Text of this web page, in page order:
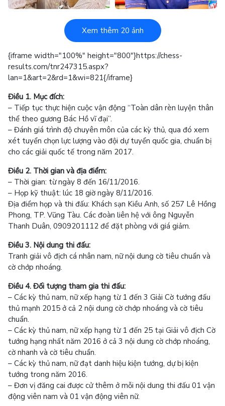
Xem thêm 20 ảnh
{iframe width="100%" height="800"}https://chess-
results.com/tnr247315.aspx?
lan=1&art=2&rd=1&wi=821{/iframe}
Điều 1. Mục đích:
– Tiếp tục thực hiện cuộc vận động “Toàn dân rèn luyện thân
thể theo gương Bác Hồ vĩ đại”.
– Đánh giá trình độ chuyên môn của các kỳ thủ, qua đó xem
xét tuyển chọn lực lượng vào đội dự tuyển quốc gia, chuẩn bị
cho các giải quốc tế trong năm 2017.
Điều 2. Thời gian và địa điểm:
– Thời gian: từ ngày 8 đến 16/11/2016.
– Họp kỹ thuật: lúc 18 giờ ngày 8/11/2016.
Địa điểm họp và thi đấu: Khách sạn Kiều Anh, số 257 Lê Hồng
Phong, TP. Vũng Tàu. Các đoàn liên hệ với ông Nguyễn
Thanh Duân, 0909201112 để đặt phòng với giá giảm.
Điều 3. Nội dung thi đấu:
Tranh giải vô địch cá nhân nam, nữ nội dung cờ tiêu chuẩn và
cờ chớp nhoáng.
Điều 4. Đối tượng tham gia thi đấu:
– Các kỳ thủ nam, nữ xếp hạng từ 1 đến 3 Giải Cờ tướng đấu
thủ mạnh 2015 ở cả 2 nội dung cờ chớp nhoáng và cờ tiêu
chuẩn.
– Các kỳ thủ nam, nữ xếp hạng từ 1 đến 25 tại Giải vô địch Cờ
tướng hạng nhất năm 2016 ở cả 3 nội dung cờ chớp nhoáng,
cờ nhanh và cờ tiêu chuẩn.
– Các kỳ thủ nam, nữ đạt danh hiệu kiện tướng, dự bị kiện
tướng trong năm 2016.
– Đơn vị đăng cai được cử thêm ở mỗi nội dung thi đấu 01 vận
động viên nam và 01 vận động viên nữ.